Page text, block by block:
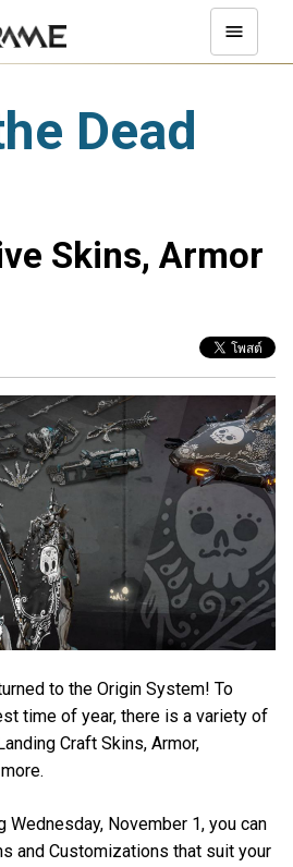
Dead
Skins, Armor
to the Origin System! To
time of year, there is a variety of
Craft Skins, Armor,
Wednesday, November 1, you can
and Customizations that suit your